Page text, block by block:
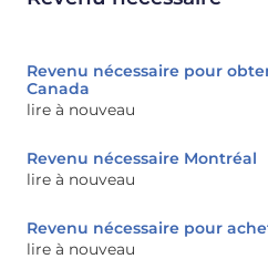
Revenu nécessaire pour
Canada
lire à nouveau
Revenu nécessaire Montréal
lire à nouveau
Revenu nécessaire pour
lire à nouveau